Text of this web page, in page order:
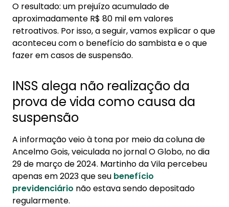
O resultado: um prejuízo acumulado de
aproximadamente R$ 80 mil em valores
retroativos. Por isso, a seguir, vamos explicar o que
aconteceu com o benefício do sambista e o que
fazer em casos de suspensão.
INSS alega não realização da
prova de vida como causa da
suspensão
A informação veio à tona por meio da coluna de
Ancelmo Gois, veiculada no jornal O Globo, no dia
29 de março de 2024. Martinho da Vila percebeu
apenas em 2023 que seu benefício
previdenciário não estava sendo depositado
regularmente.